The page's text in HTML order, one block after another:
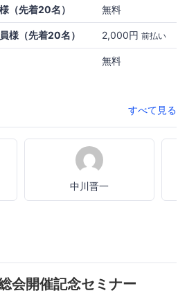
（先着20名） 無料
様（先着20名） 2,000円 前払い
無料
すべて見る
中川晋一
会開催記念セミナー